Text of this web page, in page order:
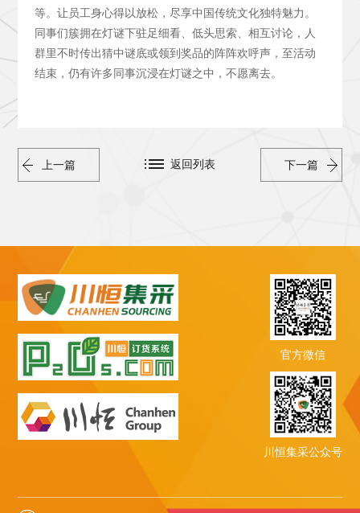
等。让员工身心得以放松，尽享中国传统文化独特魅力。
同事们簇拥在灯谜下驻足细看、低头思索、相互讨论，人
群里不时传出猜中谜底或领到奖品的阵阵欢呼声，至活动
结束，仍有许多同事沉浸在灯谜之中，不愿离去。
上一篇 下一篇
返回列表
官方微信
川恒集采公众号